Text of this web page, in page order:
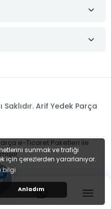
sunmak ve trafiği
için çerezlerden yararlanıyor.
bilgi
Anladım
Arif Yedek Parça
e-Ticaret Paketleri ile
0